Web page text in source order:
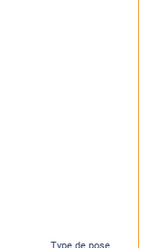
Type de pose